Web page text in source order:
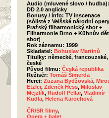
Audio (mluvené slovo / hudba):
DD 2.0 anglicky
Bonusy / info: TV inscenace
(sólisté z Velšské národní
Pražský filharmonický sbor +
Filharmonie Brno + Kühnův
sbor)
Rok záznamu: 1999
Skladatel: Bohuslav Martinů
Titulky: německé, francouzské,
české
Původ filmu: Česká republika
Režisér: Tomáš Šimerda
Herci: Zuzana Bydžovská,
Etzler, Zdeněk Hess, Miloslav
Mejzlík, Rudolf Pellar, Vladimír
Kudla, Helena Karochová
ČR/SR filmy,
Opera + balet